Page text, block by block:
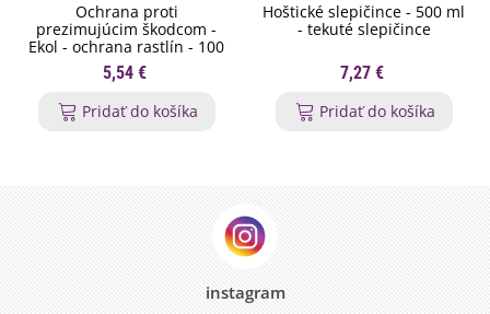
Ochrana proti
prezimujúcim škodcom -
Ekol - ochrana rastlín - 100
ml
5,54 €
Pridať do košíka
Hoštické slepičince - 500 ml
- tekuté slepičince
7,27 €
Pridať do košíka
instagram